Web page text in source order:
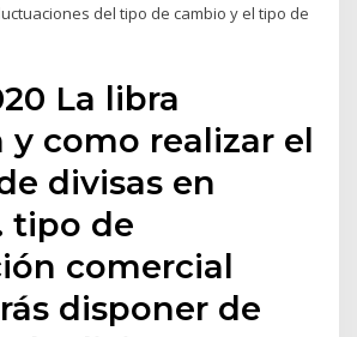
del tipo de cambio y el tipo de
La libra
y como realizar el
divisas en
tipo de
comercial
disponer de